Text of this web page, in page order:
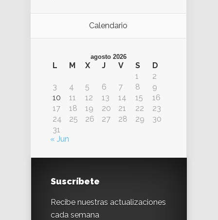
Calendario
agosto 2026
L M X J V S
D
1
2
3
4 5 6 7 8
9
10
11 12 13 14 15
16
17
18 19 20 21 22
23
24
25 26 27 28 29
30
31
« Jun
Suscríbete
Recibe nuestras actualizaciones
cada semana